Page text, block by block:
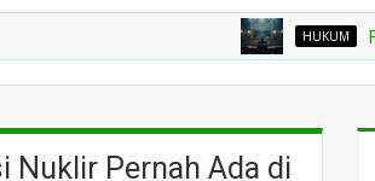
HUKUM Febrie
Nuklir Pernah Ada di